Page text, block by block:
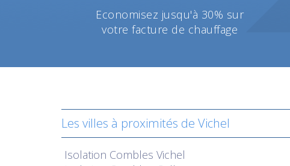
Economisez jusqu'à 30% sur
votre facture de chauffage
Les villes à proximités de Vichel
Isolation Combles Vichel